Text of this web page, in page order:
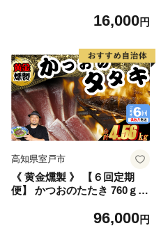
め合わせ 高知 真空 小分け 個
用 訳あり わら焼き 海鮮 冷凍
高知県 室戸
16,000円
高知県室戸市
《 黄金燻製 》 【６回定期
便】 かつおのたたき 760ｇ以
きめ２節） 惣菜 詰め合わせ
96,000円